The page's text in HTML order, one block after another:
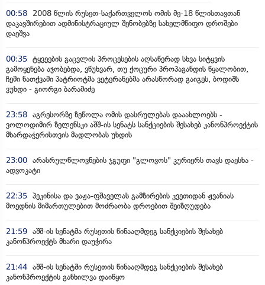
00:58
2008 წლის რუსეთ-საქართველოს ომის მე-18 წლისთავთან
დაკავშირებით ადმინისტრაციულ შენობებზე სახელმწიფო დროშები
დაეშვა
00:35 ტყვეების გაცვლის პროცესების აღსაწერად სხვა სიტყვის
გამოყენება აჯობებდა, ვწუხვარ, თუ ქოცური პროპაგანდის წყალობით,
ჩემი ნათქვამი პატრიოტმა ვეტერანებმა არასწორად გაიგეს, ბოდიშს
ვუხდი - გიორგი ბარამიძე
23:58 აგრესორზე ზეწოლა ომის დასრულებას დააახლოებს -
ვოლოდიმირ ზელენსკი აშშ-ის სენატს სანქციების შესახებ კანონპროექტის
მხარდაჭერისთვის მადლობას უხდის
23:00 არასრულწლოვნების ჯგუფი "გლოვოს" კურიერს თავს დაესხა -
ადვოკატი
22:35 პეკინისა და ვაჟა-ფშაველას გამზირების კვეთიდან ჟვანიას
მოედნის მიმართულებით მოძრაობა დროებით შეიზღუდება
21:59 აშშ-ის სენატმა რუსეთის წინააღმდეგ სანქციების შესახებ
კანონპროექტს მხარი დაუჭირა
21:44 აშშ-ის სენატში რუსეთის წინააღმდეგ სანქციების შესახებ
კანონპროექტის განხილვა დაიწყო